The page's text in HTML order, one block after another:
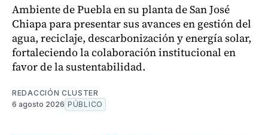
Ambiente de Puebla en su planta de San José
Chiapa para presentar sus avances en gestión del
agua, reciclaje, descarbonización y energía solar,
fortaleciendo la colaboración institucional en
favor de la sustentabilidad.
REDACCIÓN CLUSTER
6 agosto 2026 PÚBLICO